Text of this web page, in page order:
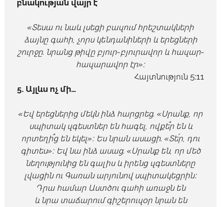
բնակության վայր է
«Տեսա ու նաև լսեցի բազում հրեշտակների
ձայնը գահի, չորս կենդանիների և երեցների
շուրջը. նրանց թիվը բյուր-բյուրավոր և հազար-
հազարավոր էր»։
Հայտնություն 5:11
5. Այլևս ոչ մի…
«Եվ երեցներից մեկն ինձ հարցրեց. «Սրանք, որ
սպիտակ զգեստներ են հագել, ովքե՞ր են և
որտեղի՞ց են եկել»։ Ես նրան ասացի. «Տե՛ր, դու
գիտես»։ Եվ նա ինձ ասաց. «Սրանք են, որ մեծ
նեղությունից են գալիս և իրենց զգեստները
լվացին ու Գառան արյունով սպիտակեցրին։
Դրա համար Աստծու գահի առաջն են
և նրա տաճարում գիշերուզօր նրան են